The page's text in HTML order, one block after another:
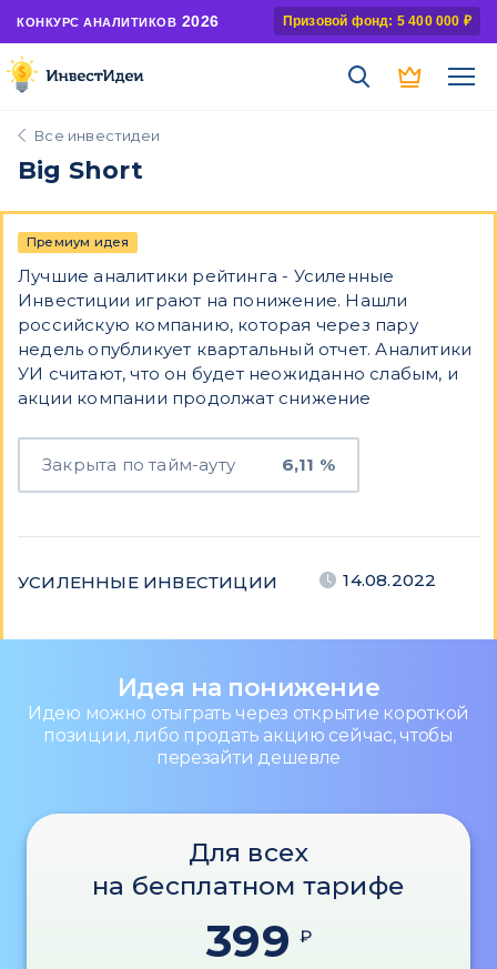
КОНКУРС АНАЛИТИКОВ 2026 Призовой фонд: 5 400 000 ₽
Все инвестидеи
Big Short
Премиум идея
Лучшие аналитики рейтинга - Усиленные
Инвестиции играют на понижение. Нашли
российскую компанию, которая через пару
недель опубликует квартальный отчет. Аналитики
УИ считают, что он будет неожиданно слабым, и
акции компании продолжат снижение
Закрыта по тайм-ауту 6,11 %
УСИЛЕННЫЕ ИНВЕСТИЦИИ 14.08.2022
Идея на понижение
Идею можно отыграть через открытие короткой
позиции, либо продать акцию сейчас, чтобы
перезайти дешевле
Для всех
на бесплатном тарифе
399 ₽